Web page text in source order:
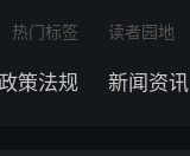
策法规 新闻资讯
热门标签 读者园地